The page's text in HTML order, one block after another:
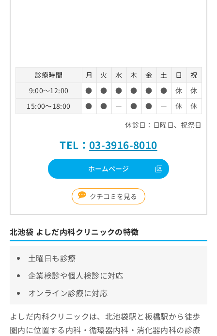
診療時間 月 火 水 木 金 土 日
祝
9:00～12:00
● ● ● ● ● ● 休
休
15:00～18:00
● ● ー ● ● ー 休
休
休診日：日曜日、祝祭日
TEL： 03-3916-8010
ホームページ
クチコミを見る
北池袋 よしだ内科クリニックの特徴
土曜日も診療
企業検診や個人検診に対応
オンライン診療に対応
よしだ内科クリニックは、北池袋駅と板橋駅から徒歩
圏内に位置する内科・循環器内科・消化器内科の診療